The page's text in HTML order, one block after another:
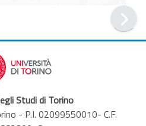
Studi di Torino
- P.I. 02099550010- C.F.